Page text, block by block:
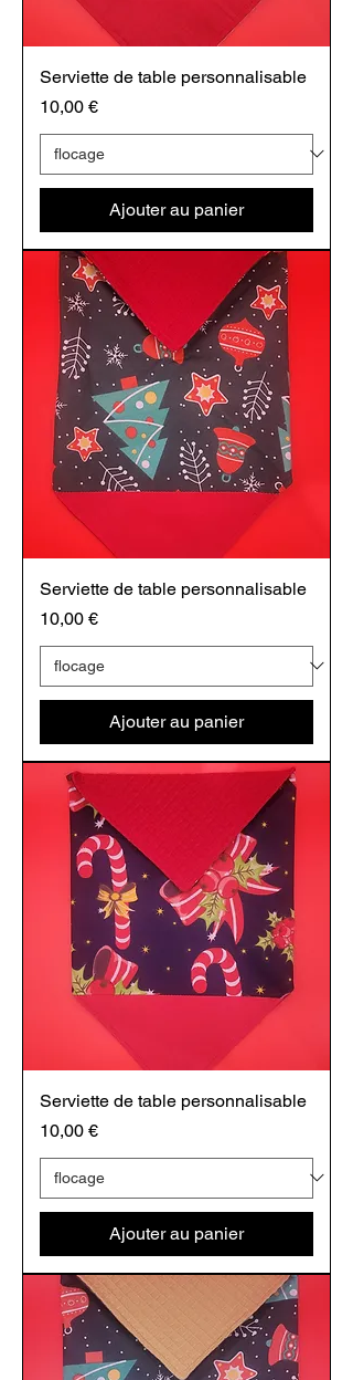
Serviette de table personnalisable
Prix
10,00 €
Ajouter au panier
Serviette de table personnalisable
Prix
10,00 €
Ajouter au panier
Serviette de table personnalisable
Prix
10,00 €
Ajouter au panier